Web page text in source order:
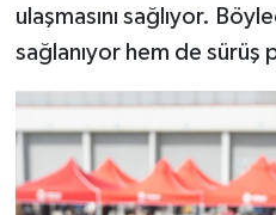
ulaşmasını sağlıyor.
sağlanıyor hem de sürüş